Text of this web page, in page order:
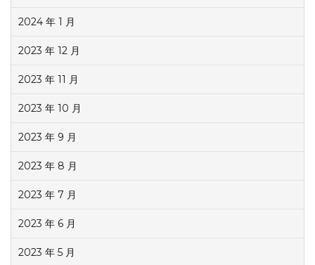
2024 年 1 月
2023 年 12 月
2023 年 11 月
2023 年 10 月
2023 年 9 月
2023 年 8 月
2023 年 7 月
2023 年 6 月
2023 年 5 月